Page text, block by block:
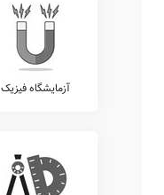
آزمایشگاه فیزیک